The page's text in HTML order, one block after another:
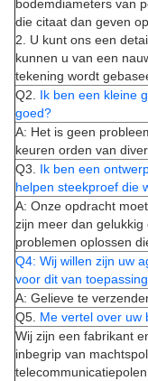
bodemdiameters van
die citaat dan geven
2. U kunt ons een
kunnen u van een
tekening wordt
Q2. Ik ben een kleine
goed?
A: Het is geen
keuren orden van
Q3. Ik ben een
helpen steekproef die
A: Onze opdracht
zijn meer dan
problemen oplossen
Q4: Wij willen zijn uw
voor dit van
A: Gelieve te
Q5. Me vertel over uw
Wij zijn een fabrikant
inbegrip van